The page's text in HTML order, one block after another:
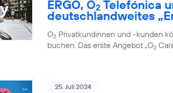
ERGO, O2 Telefónica
deutschlandweites
O2 Privatkundinnen und -kunden
buchen. Das erste Angebot „O2
25. Juli 2024